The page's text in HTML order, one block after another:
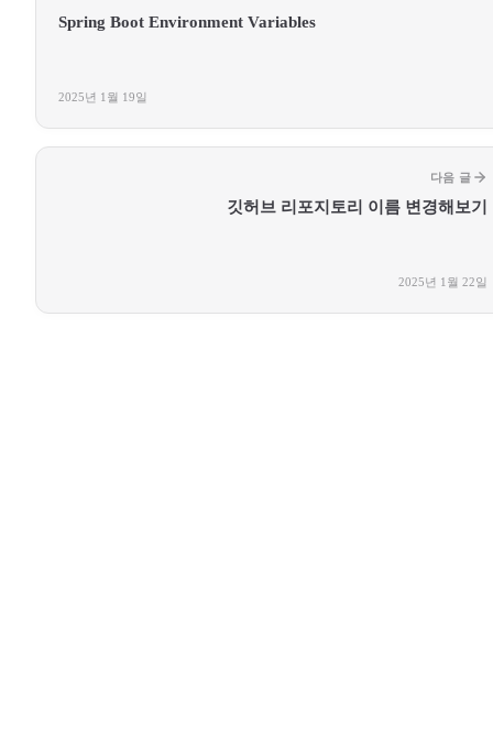
Spring Boot Environment Variables
2025년 1월 19일
다음 글
깃허브 리포지토리 이름 변경해보기
2025년 1월 22일